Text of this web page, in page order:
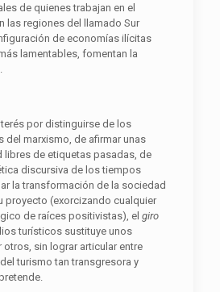
de quienes trabajan en el
las regiones del llamado Sur
de economías ilícitas
lamentables, fomentan la
por distinguirse de los
del marxismo, de afirmar unas
libres de etiquetas pasadas, de
discursiva de los tiempos
la transformación de la sociedad
proyecto (exorcizando cualquier
de raíces positivistas), el giro
turísticos sustituye unos
sin lograr articular entre
turismo tan transgresora y